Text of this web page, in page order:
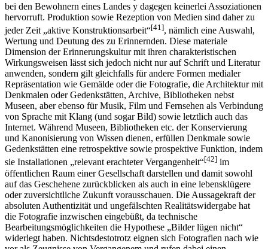
bei den Bewohnern eines Landes y dagegen keinerlei Assoziationen
hervorruft. Produktion sowie Rezeption von Medien sind daher zu
jeder Zeit „aktive Konstruktionsarbeit“[41], nämlich eine Auswahl,
Wertung und Deutung des zu Erinnernden. Diese materiale
Dimension der Erinnerungskultur mit ihren charakteristischen
Wirkungsweisen lässt sich jedoch nicht nur auf Schrift und Literatur
anwenden, sondern gilt gleichfalls für andere Formen medialer
Repräsentation wie Gemälde oder die Fotografie, die Architektur mit
Denkmalen oder Gedenkstätten, Archive, Bibliotheken nebst
Museen, aber ebenso für Musik, Film und Fernsehen als Verbindung
von Sprache mit Klang (und sogar Bild) sowie letztlich auch das
Internet. Während Museen, Bibliotheken etc. der Konservierung
und Kanonisierung von Wissen dienen, erfüllen Denkmale sowie
Gedenkstätten eine retrospektive sowie prospektive Funktion, indem
sie Installationen „relevant erachteter Vergangenheit“[42] im
öffentlichen Raum einer Gesellschaft darstellen und damit sowohl
auf das Geschehene zurückblicken als auch in eine lebensklügere
oder zuversichtliche Zukunft vorausschauen. Die Aussagekraft der
absoluten Authentizität und ungefälschten Realitätswidergabe hat
die Fotografie inzwischen eingebüßt, da technische
Bearbeitungsmöglichkeiten die Hypothese „Bilder lügen nicht“
widerlegt haben. Nichtsdestotrotz eignen sich Fotografien nach wie